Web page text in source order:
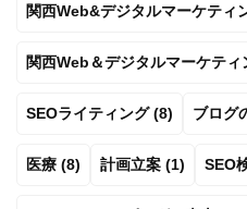
関西Web&デジタルマーケティ
関西Web＆デジタルマーケティ
SEOライティング (8) ブログ
医療 (8) 計画立案 (1) SEO